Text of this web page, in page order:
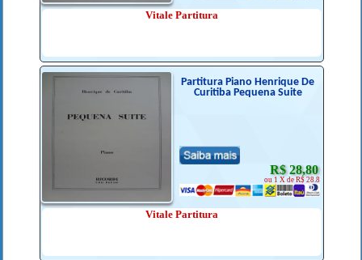
Vitale Partitura
Partitura Piano Henrique De
Curitiba Pequena Suite
R$ 28,80
ou 1 X de R$ 28.8
Vitale Partitura